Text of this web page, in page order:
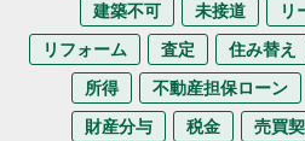
建築不可
未接道 リ
リフォーム
査定 住み替え
所得
不動産担保ローン
財産分与
税金 売買